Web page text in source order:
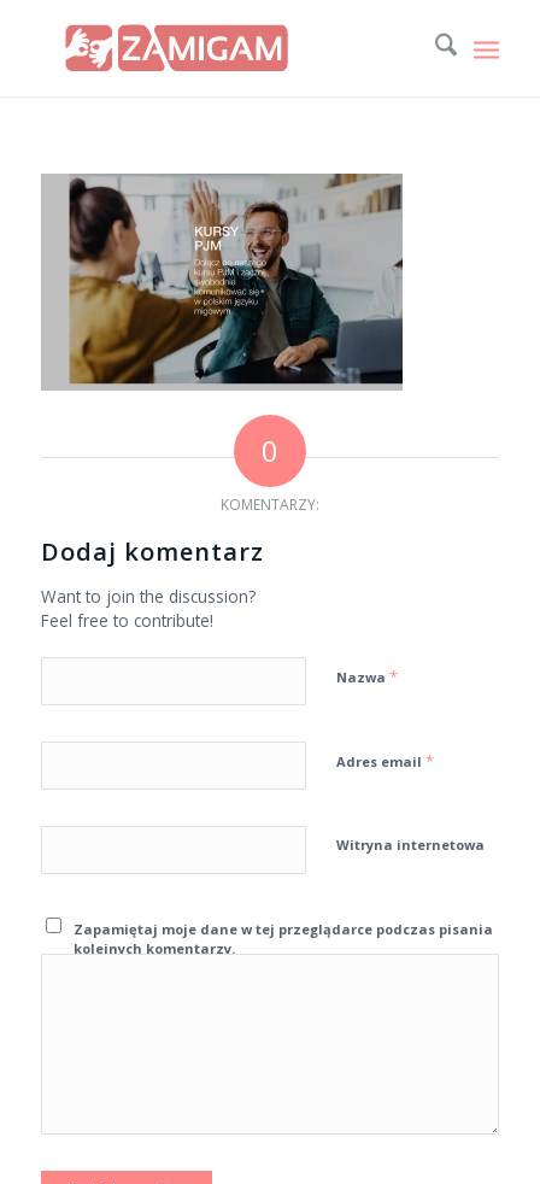
0
KOMENTARZY:
Dodaj komentarz
Want to join the discussion?
Feel free to contribute!
Nazwa *
Adres email *
Witryna internetowa
Zapamiętaj moje dane w tej przeglądarce podczas pisania
kolejnych komentarzy.